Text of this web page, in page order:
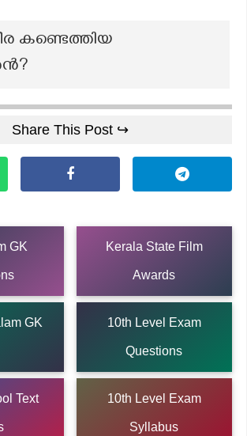
കണ്ടെത്തിയ
Share This Post ↪
GK Kerala State Film
Awards
GK 10th Level Exam
Questions
Text 10th Level Exam
Syllabus